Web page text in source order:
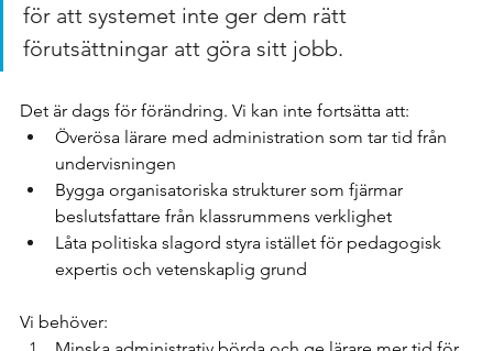
för att systemet inte ger dem rätt
förutsättningar att göra sitt jobb.
Det är dags för förändring. Vi kan inte fortsätta att:
Överösa lärare med administration som tar tid från
undervisningen
Bygga organisatoriska strukturer som fjärmar
beslutsfattare från klassrummens verklighet
Låta politiska slagord styra istället för pedagogisk
expertis och vetenskaplig grund
Vi behöver: